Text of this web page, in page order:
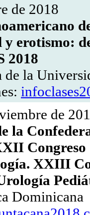
de 2018
erotismo:
2018
la
de
la
Congreso
XXIII
Dominicana